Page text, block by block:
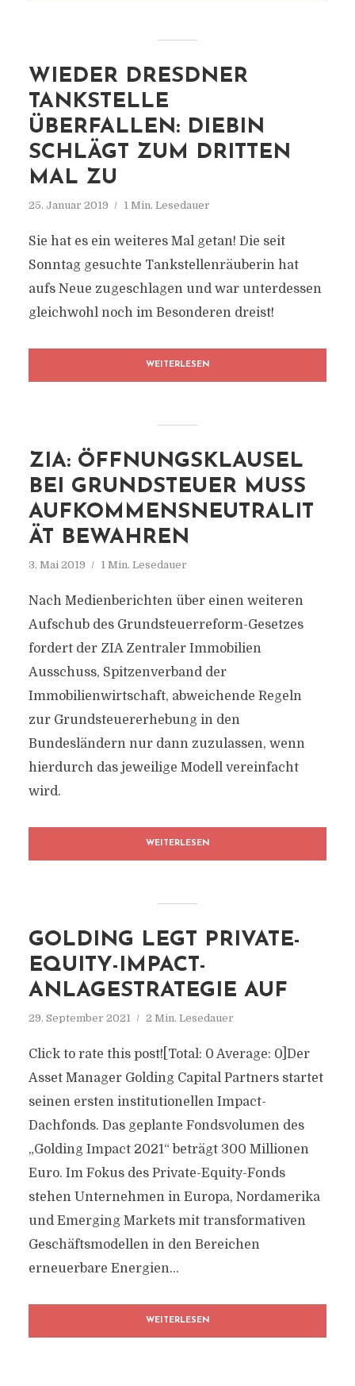
WIEDER DRESDNER
TANKSTELLE
ÜBERFALLEN: DIEBIN
SCHLÄGT ZUM DRITTEN
MAL ZU
25. Januar 2019 1 Min. Lesedauer
Sie hat es ein weiteres Mal getan! Die seit
Sonntag gesuchte Tankstellenräuberin hat
aufs Neue zugeschlagen und war unterdessen
gleichwohl noch im Besonderen dreist!
WEITERLESEN
ZIA: ÖFFNUNGSKLAUSEL
BEI GRUNDSTEUER MUSS
AUFKOMMENSNEUTRALIT
ÄT BEWAHREN
3. Mai 2019 1 Min. Lesedauer
Nach Medienberichten über einen weiteren
Aufschub des Grundsteuerreform-Gesetzes
fordert der ZIA Zentraler Immobilien
Ausschuss, Spitzenverband der
Immobilienwirtschaft, abweichende Regeln
zur Grundsteuererhebung in den
Bundesländern nur dann zuzulassen, wenn
hierdurch das jeweilige Modell vereinfacht
wird.
WEITERLESEN
GOLDING LEGT PRIVATE-
EQUITY-IMPACT-
ANLAGESTRATEGIE AUF
29. September 2021 2 Min. Lesedauer
Click to rate this post![Total: 0 Average: 0]Der
Asset Manager Golding Capital Partners startet
seinen ersten institutionellen Impact-
Dachfonds. Das geplante Fondsvolumen des
„Golding Impact 2021“ beträgt 300 Millionen
Euro. Im Fokus des Private-Equity-Fonds
stehen Unternehmen in Europa, Nordamerika
und Emerging Markets mit transformativen
Geschäftsmodellen in den Bereichen
erneuerbare Energien...
WEITERLESEN